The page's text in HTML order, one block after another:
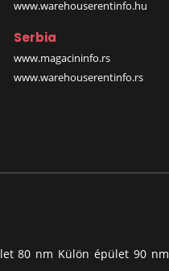
www.warehouserentinfo.hu
Serbia
www.magacininfo.rs
www.warehouserentinfo.rs
80 nm Külön épület 90 nm